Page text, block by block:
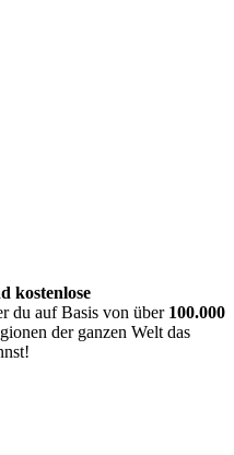
kostenlose
du auf Basis von über 100.000
der ganzen Welt das